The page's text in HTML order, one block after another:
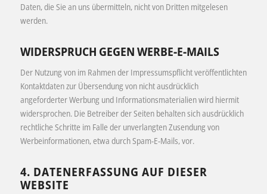
Daten, die Sie an uns übermitteln, nicht von Dritten mitgelesen
werden.
WIDERSPRUCH GEGEN WERBE-E-MAILS
Der Nutzung von im Rahmen der Impressumspflicht veröffentlichten
Kontaktdaten zur Übersendung von nicht ausdrücklich
angeforderter Werbung und Informationsmaterialien wird hiermit
widersprochen. Die Betreiber der Seiten behalten sich ausdrücklich
rechtliche Schritte im Falle der unverlangten Zusendung von
Werbeinformationen, etwa durch Spam-E-Mails, vor.
4. DATENERFASSUNG AUF DIESER
WEBSITE